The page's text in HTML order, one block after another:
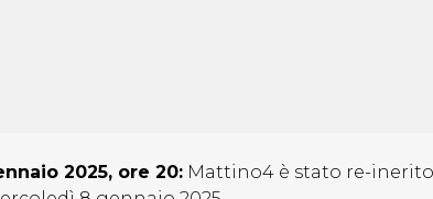
2025, ore 20: Mattino4 è stato re-